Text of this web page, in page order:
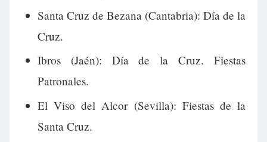
Santa Cruz de Bezana (Cantabria): Día de la
Cruz.
Ibros (Jaén): Día de la Cruz. Fiestas
Patronales.
El Viso del Alcor (Sevilla): Fiestas de la
Santa Cruz.